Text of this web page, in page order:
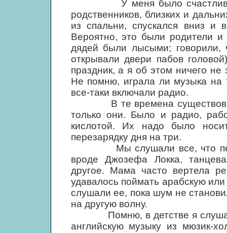
У меня было счастливое
родственников, близких и
из спальни, спускался вниз и
Вероятно, это были родители
дядей были лысыми; говорили,
открывали двери пабов
праздник, а я об этом ничего
Не помню, играла ли музыка на
все-таки включали радио.
В те времена
только они. Было и радио,
кислотой. Их надо было
перезарядку дня на три.
Мы слушали все, что
вроде Джозефа Локка,
другое. Мама часто вертела
удавалось поймать арабскую
слушали ее, пока шум не
на другую волну.
Помню, в детстве я слушал
английскую музыку из мюзик-